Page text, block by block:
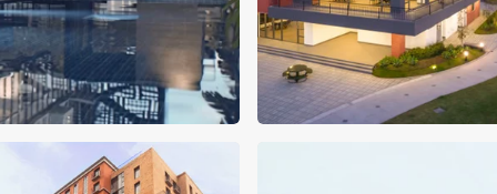
2 dormitorios 1 baño 2 parqueos 2 dormitorios 1 baño 1 parqueo